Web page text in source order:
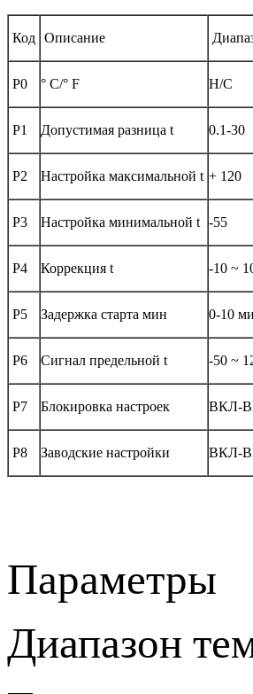
Код Описание
P0 ° C/° F H/C
P1 Допустимая разница t 0.1-30
P2 Настройка максимальной t + 120
P3 Настройка минимальной t -55
P4 Коррекция t -10 ~
P5 Задержка старта мин 0-10
P6 Сигнал предельной t -50 ~
P7 Блокировка настроек ВКЛ-
P8 Заводские настройки ВКЛ-
Параметры
Диапазон